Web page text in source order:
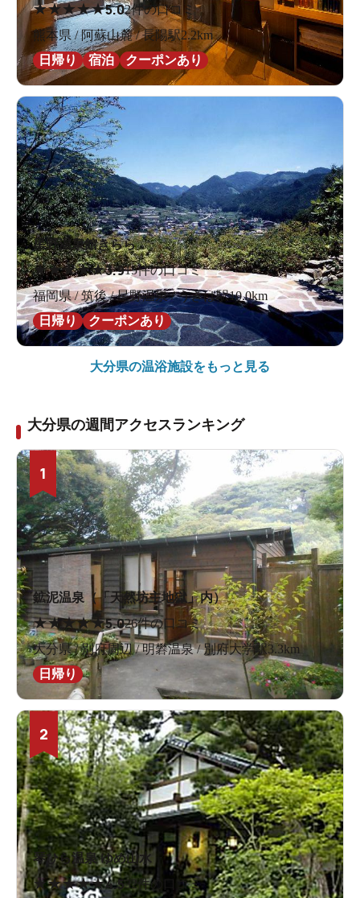
★★★★★5.02件の口コミ
熊本県 / 阿蘇山麓 / 長陽駅2.2km
日帰り
宿泊 クーポンあり
星野温泉館きらら
★★★★★3.915件の口コミ
福岡県 / 筑後 / 星野温泉 / うきは駅10.0km
日帰り
クーポンあり
大分県の温浴施設をもっと見る
大分県の週間アクセスランキング
1
鉱泥温泉（「天然坊主地獄」内）
★★★★★5.026件の口コミ
大分県 / 別府周辺 / 明礬温泉 / 別府大学駅3.3km
日帰り
2
琴ひら温泉 ゆめ山水
★★★★★4.532件の口コミ